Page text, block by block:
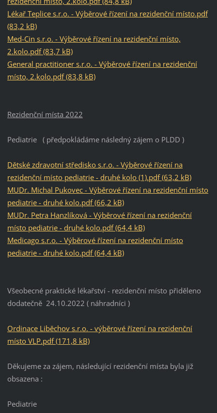
Lékař Teplice s.r.o. - Výběrové řízení na rezidenční místo.pdf
(83,2 kB)
Med-Cin s.r.o. - Výběrové řízení na rezidenční místo,
2.kolo.pdf (83,7 kB)
General practitioner s.r.o. - Výběrové řízení na rezidenční
místo, 2.kolo.pdf (83,8 kB)
Rezidenční místa 2022
Pediatrie ( předpokládáme následný zájem o PLDD )
Dětské zdravotní středisko s.r.o. - Výběrové řízení na
rezidenční místo pediatrie - druhé kolo (1).pdf (63,2 kB)
MUDr. Michal Pukovec - Výběrové řízení na rezidenční místo
pediatrie - druhé kolo.pdf (66,2 kB)
MUDr. Petra Hanzlíková - Výběrové řízení na rezidenční
místo pediatrie - druhé kolo.pdf (64,4 kB)
Medicago s.r.o. - Výběrové řízení na rezidenční místo
pediatrie - druhé kolo.pdf (64,4 kB)
Všeobecné praktické lékařství - rezidenční místo přiděleno
dodatečně 24.10.2022 ( náhradníci )
Ordinace Liběchov s.r.o. - výběrové řízení na rezidenční
místo VLP.pdf (171,8 kB)
Děkujeme za zájem, následující rezidenční místa byla již
obsazena :
Pediatrie